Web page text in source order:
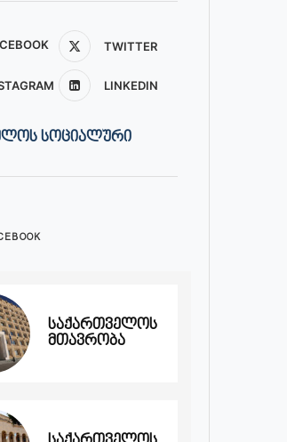
TWITTER
LINKEDIN
ᲡᲝᲪᲘᲐᲚᲣᲠᲘ
საქართველოს
მთავრობა